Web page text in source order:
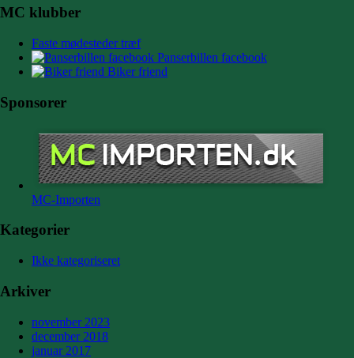
MC klubber
Faste mødesteder træf
Panserbillen facebook
Biker friend
Sponsorer
MC-Importen
Kategorier
Ikke kategoriseret
Arkiver
november 2023
december 2018
januar 2017